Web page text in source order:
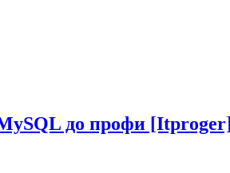
до профи [Itproger]